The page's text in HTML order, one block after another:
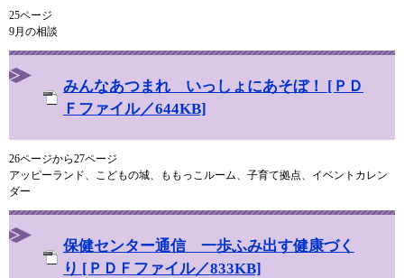
25ページ
9月の相談
みんなあつまれ いっしょにあそぼ！ [ＰＤ
Ｆファイル／644KB]
26ページから27ページ
アッピーランド、こどもの城、ももっこルーム、子育て拠点、イベントカレン
ダー
保健センター通信 一歩ふみ出す健康づく
り [ＰＤＦファイル／833KB]